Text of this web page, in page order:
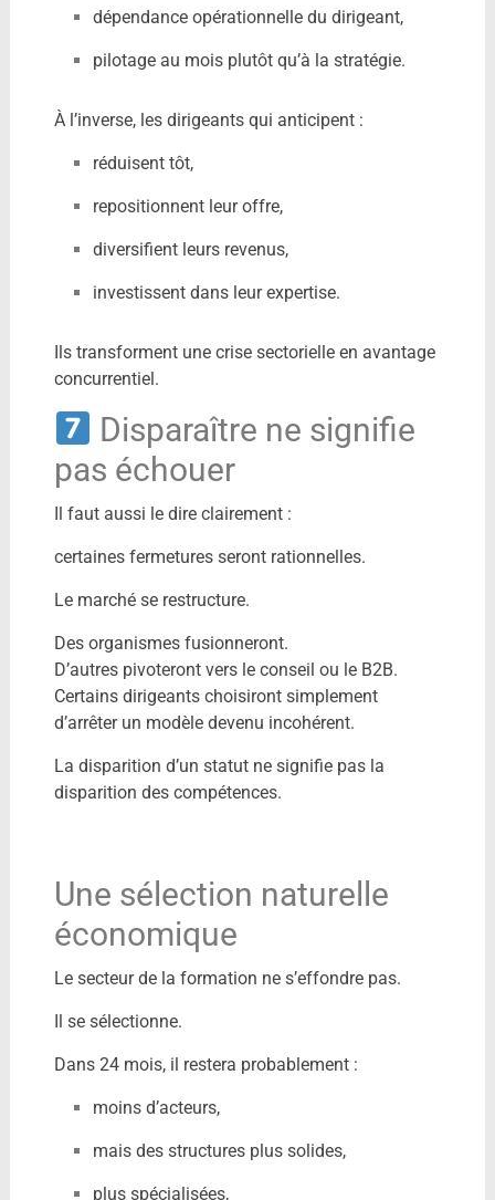
dépendance opérationnelle du dirigeant,
pilotage au mois plutôt qu’à la stratégie.
À l’inverse, les dirigeants qui anticipent :
réduisent tôt,
repositionnent leur offre,
diversifient leurs revenus,
investissent dans leur expertise.
Ils transforment une crise sectorielle en avantage
concurrentiel.
Disparaître ne signifie
pas échouer
Il faut aussi le dire clairement :
certaines fermetures seront rationnelles.
Le marché se restructure.
Des organismes fusionneront.
D’autres pivoteront vers le conseil ou le B2B.
Certains dirigeants choisiront simplement
d’arrêter un modèle devenu incohérent.
La disparition d’un statut ne signifie pas la
disparition des compétences.
Une sélection naturelle
économique
Le secteur de la formation ne s’effondre pas.
Il se sélectionne.
Dans 24 mois, il restera probablement :
moins d’acteurs,
mais des structures plus solides,
plus spécialisées,